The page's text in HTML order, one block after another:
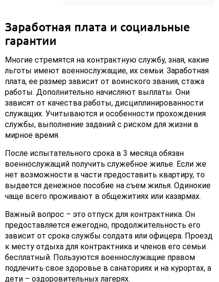
Заработная плата и социальные
гарантии
Многие стремятся на контрактную службу, зная, какие
льготы имеют военнослужащие, их семьи. Заработная
плата, ее размер зависит от воинского звания, стажа
работы. Дополнительно начисляют выплаты. Они
зависят от качества работы, дисциплинированности
служащих. Учитываются и особенности прохождения
службы, выполнение заданий с риском для жизни в
мирное время.
После испытательного срока в 3 месяца обязан
военнослужащий получить служебное жилье. Если же
нет возможности в части предоставить квартиру, то
выдается денежное пособие на съем жилья. Одинокие
чаще всего проживают в общежитиях или казармах.
Важный вопрос – это отпуск для контрактника. Он
предоставляется ежегодно, продолжительность его
зависит от срока службы солдата или офицера. Проезд
к месту отдыха для контрактника и членов его семьи
бесплатный. Пользуются военнослужащие правом
подлечить свое здоровье в санаториях и на курортах, а
дети – оздоровительных лагерях.